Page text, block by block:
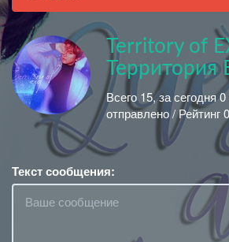
Territory of
Территория
Всего 15, за сегодня
отправлено / Рейтинг 0
Текст сообщения: